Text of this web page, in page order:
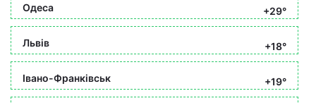
Одеса +29°
Львів +18°
Івано-Франківськ +19°